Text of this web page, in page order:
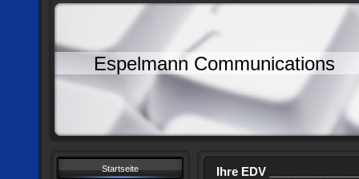
Espelmann Communications
Startseite Ihre EDV